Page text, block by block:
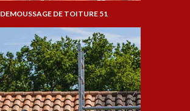
DEMOUSSAGE DE TOITURE 51